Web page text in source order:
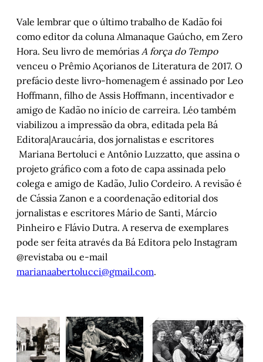
Vale lembrar que o último trabalho de Kadão foi
como editor da coluna Almanaque Gaúcho, em Zero
Hora. Seu livro de memórias A força do Tempo
venceu o Prêmio Açorianos de Literatura de 2017. O
prefácio deste livro-homenagem é assinado por Leo
Hoffmann, filho de Assis Hoffmann, incentivador e
amigo de Kadão no início de carreira. Léo também
viabilizou a impressão da obra, editada pela Bá
Editora|Araucária, dos jornalistas e escritores
Mariana Bertoluci e Antônio Luzzatto, que assina o
projeto gráfico com a foto de capa assinada pelo
colega e amigo de Kadão, Julio Cordeiro. A revisão é
de Cássia Zanon e a coordenação editorial dos
jornalistas e escritores Mário de Santi, Márcio
Pinheiro e Flávio Dutra. A reserva de exemplares
pode ser feita através da Bá Editora pelo Instagram
@revistaba ou e-mail
marianaabertolucci@gmail.com.